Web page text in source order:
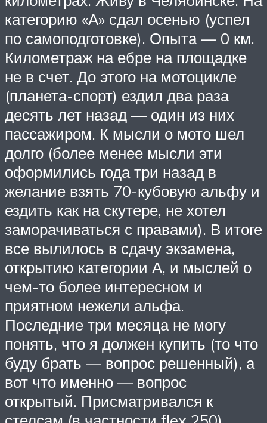
категорию «А» сдал осенью (успел
по самоподготовке). Опыта — 0 км.
Километраж на ебре на площадке
не в счет. До этого на мотоцикле
(планета-спорт) ездил два раза
десять лет назад — один из них
пассажиром. К мысли о мото шел
долго (более менее мысли эти
оформились года три назад в
желание взять 70-кубовую альфу и
ездить как на скутере, не хотел
заморачиваться с правами). В итоге
все вылилось в сдачу экзамена,
открытию категории А, и мыслей о
чем-то более интересном и
приятном нежели альфа.
Последние три месяца не могу
понять, что я должен купить (то что
буду брать — вопрос решенный), а
вот что именно — вопрос
открытый. Присматривался к